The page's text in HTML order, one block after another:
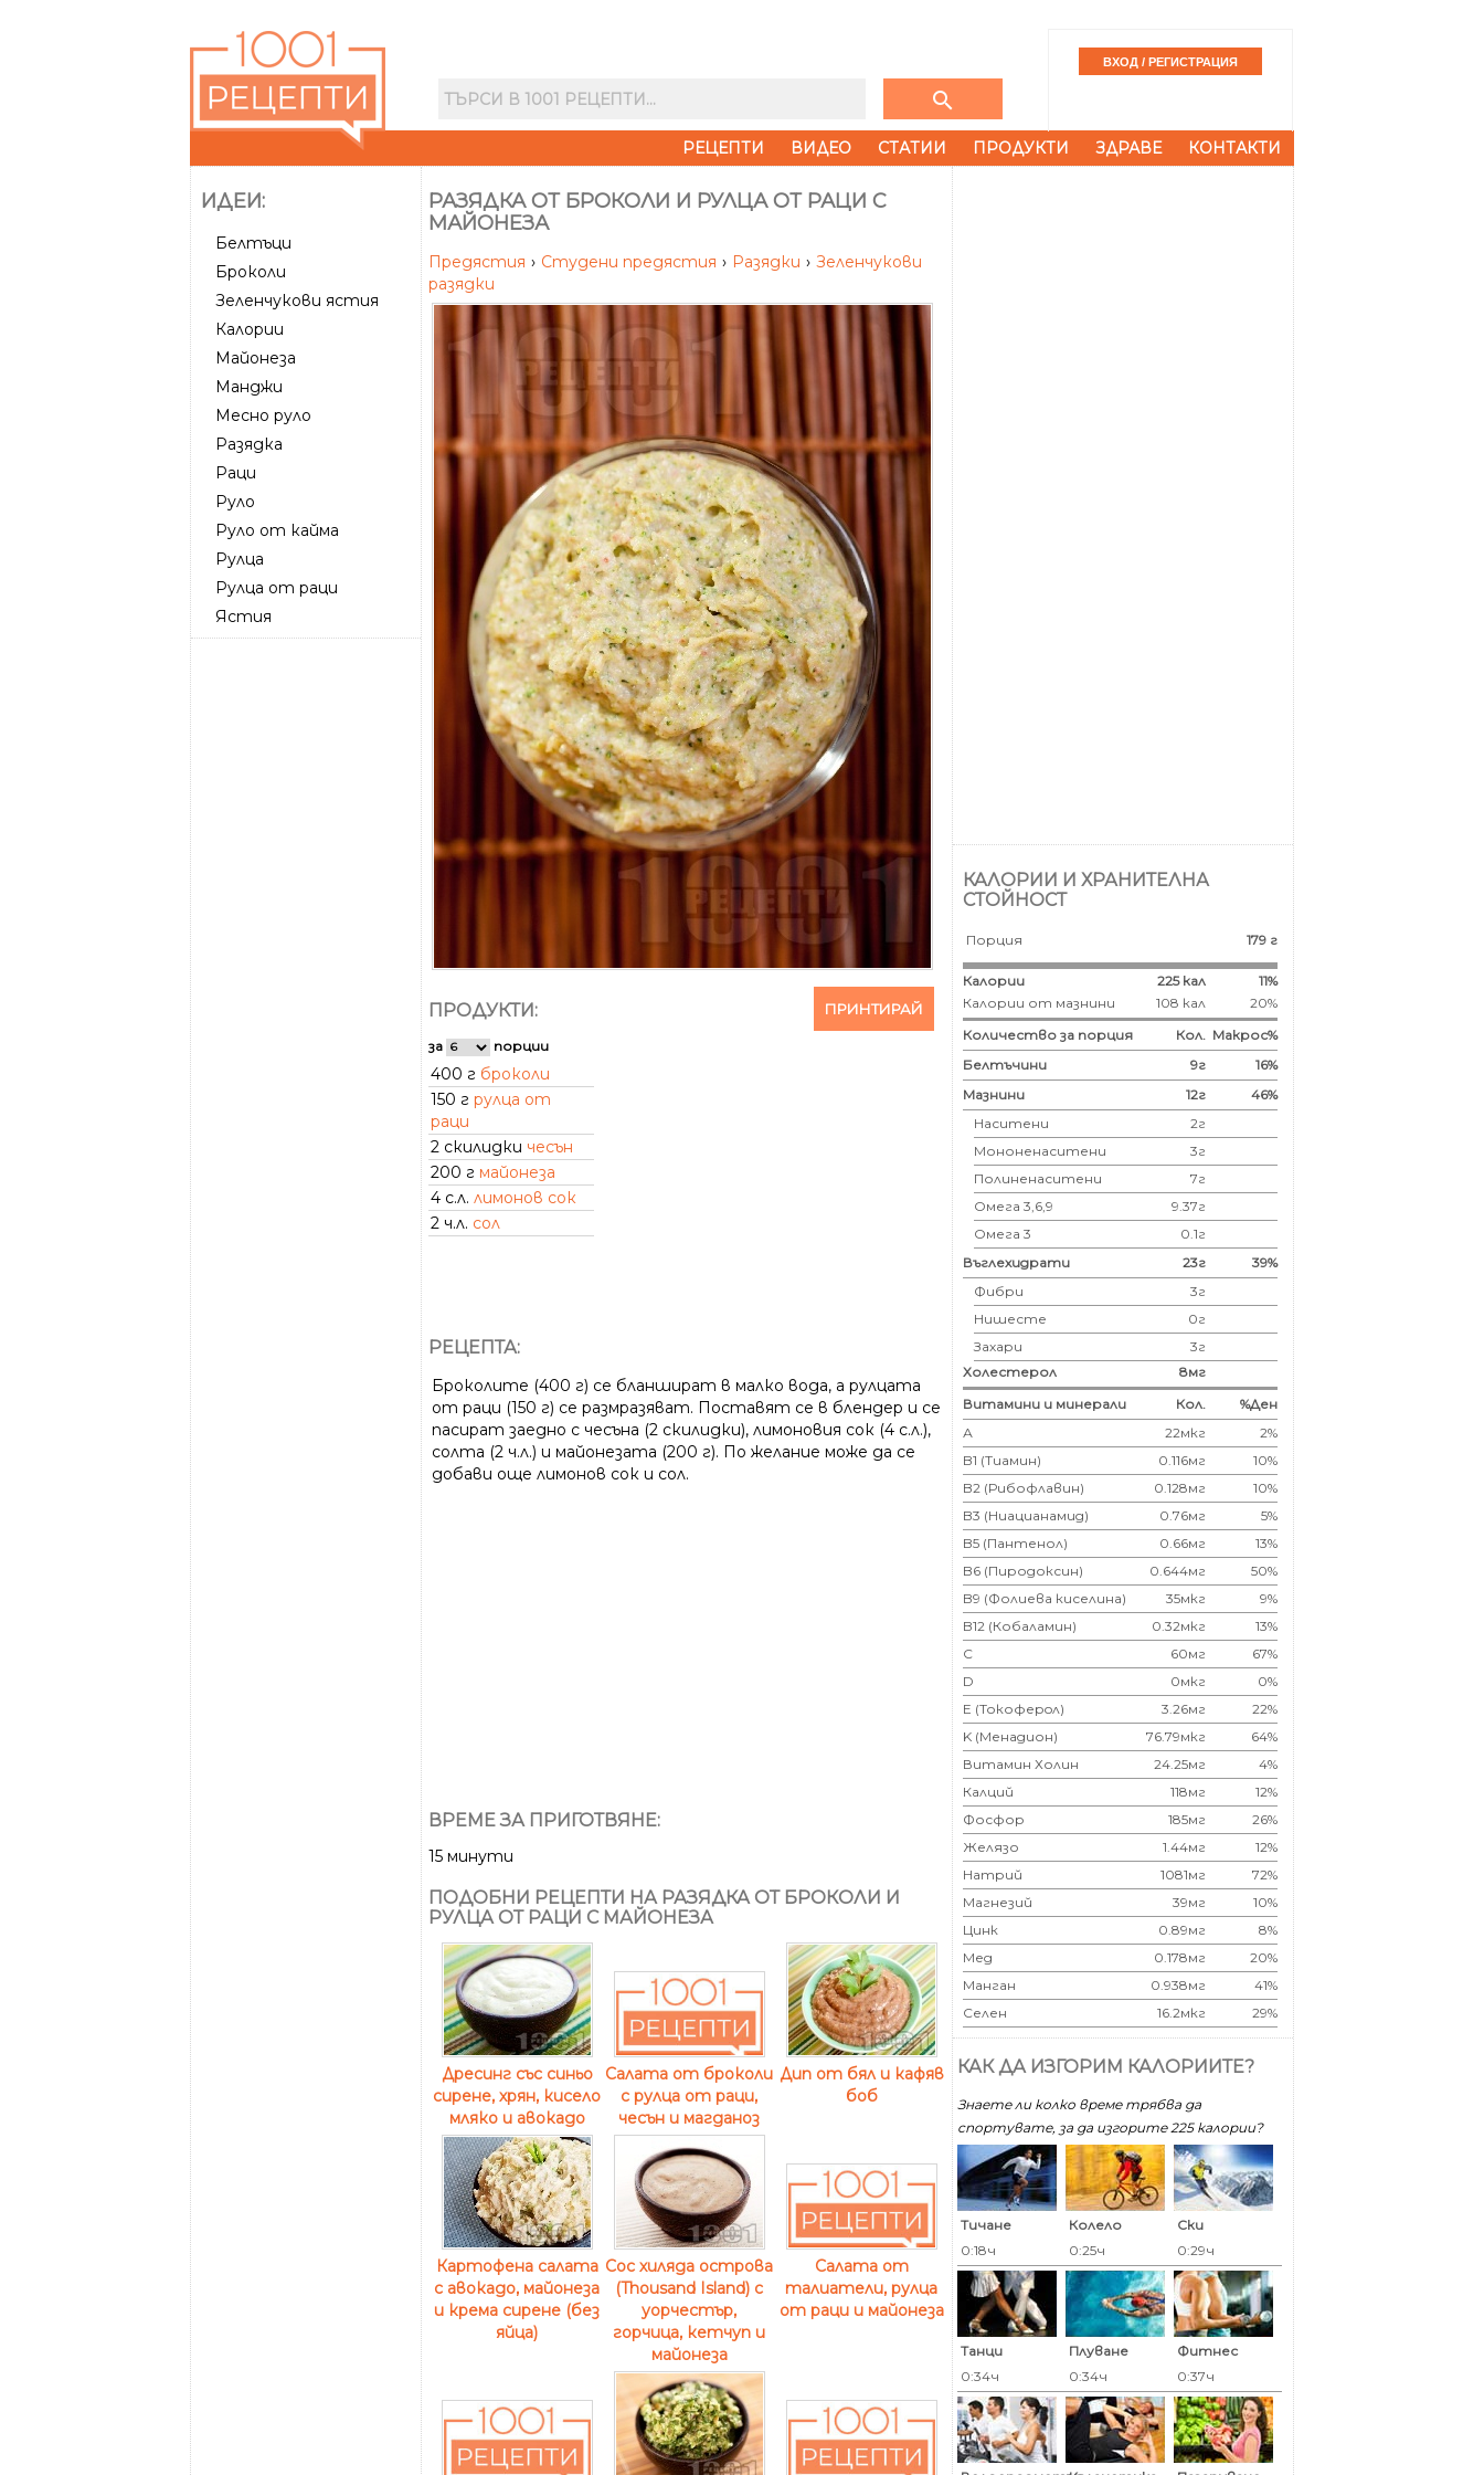
search
РЕЦЕПТИ ВИДЕО СТАТИИ ПРОДУКТИ ЗДРАВЕ КОНТАКТИ
ИДЕИ:
Белтъци
Броколи
Зеленчукови ястия
Калории
Майонеза
Манджи
Месно руло
Разядка
Раци
Руло
Руло от кайма
Рулца
Рулца от раци
Ястия
РАЗЯДКА ОТ БРОКОЛИ И РУЛЦА ОТ РАЦИ С
МАЙОНЕЗА
Предястия › Студени предястия › Разядки › Зеленчукови
разядки
ПРИНТИРАЙ
ПРОДУКТИ:
за порции
400 г броколи
150 г рулца от
раци
2 скилидки чесън
200 г майонеза
4 с.л. лимонов сок
2 ч.л. сол
РЕЦЕПТА:
Броколите (400 г) се бланшират в малко вода, а рулцата
от раци (150 г) се размразяват. Поставят се в блендер и се
пасират заедно с чесъна (2 скилидки), лимоновия сок (4 с.л.),
солта (2 ч.л.) и майонезата (200 г). По желание може да се
добави още лимонов сок и сол.
ВРЕМЕ ЗА ПРИГОТВЯНЕ:
15 минути
ПОДОБНИ РЕЦЕПТИ НА РАЗЯДКА ОТ БРОКОЛИ И
РУЛЦА ОТ РАЦИ С МАЙОНЕЗА
Дресинг със синьо
сирене, хрян, кисело
мляко и авокадо
Салата от броколи
с рулца от раци,
чесън и магданоз
Дип от бял и кафяв
боб
Картофена салата
с авокадо, майонеза
и крема сирене (без
яйца)
Сос хиляда острова
(Thousand Island) с
уорчестър,
горчица, кетчуп и
майонеза
Салата от
талиатели, рулца
от раци и майонеза
КАЛОРИИ И ХРАНИТЕЛНА
СТОЙНОСТ
Порция 179 г
Калории 225кал
11%
Калории от мазнини
108 кал
20%
Количество за порция
Кол. Макрос%
Белтъчини
9г
16%
Мазнини
12г
46%
Наситени
2г
Мононенаситени
3г
Полиненаситени
7г
Омега 3,6,9
9.37г
Омега 3
0.1г
Въглехидрати
23г
39%
Фибри
3г
Нишесте
0г
Захари
3г
Холестерол
8мг
Витамини и минерали
Кол.
%Ден
А
22мкг
2%
B1 (Тиамин)
0.116мг
10%
B2 (Рибофлавин)
0.128мг
10%
B3 (Ниацианамид)
0.76мг
5%
B5 (Пантенол)
0.66мг
13%
B6 (Пиродоксин)
0.644мг
50%
B9 (Фолиева киселина)
35мкг
9%
B12 (Кобаламин)
0.32мкг
13%
C
60мг
67%
D
0мкг
0%
E (Токоферoл)
3.26мг
22%
K (Менадион)
76.79мкг
64%
Витамин Холин
24.25мг
4%
Калций
118мг
12%
Фосфор
185мг
26%
Желязо
1.44мг
12%
Натрий
1081мг
72%
Магнезий
39мг
10%
Цинк
0.89мг
8%
Мед
0.178мг
20%
Манган
0.938мг
41%
Селен
16.2мкг 29%
КАК ДА ИЗГОРИМ КАЛОРИИТЕ?
Знаете ли колко време трябва да
спортувате, за да изгорите 225 калoрии?
Тичане
0:18ч
Колело
0:25ч
Ски
0:29ч
Танци
0:34ч
Плуване
0:34ч
Фитнес
0:37ч